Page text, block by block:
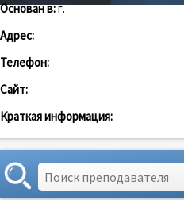
Основан в:г.
Адрес:
Телефон:
Сайт:
Краткая информация: